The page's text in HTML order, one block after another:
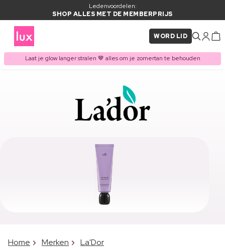
Ledenvoordelen:
SHOP ALLES MET DE MEMBERPRIJS
WORD LID
Laat je glow langer stralen 🤎 alles om je zomertan te behouden
Home Merken
La'Dor